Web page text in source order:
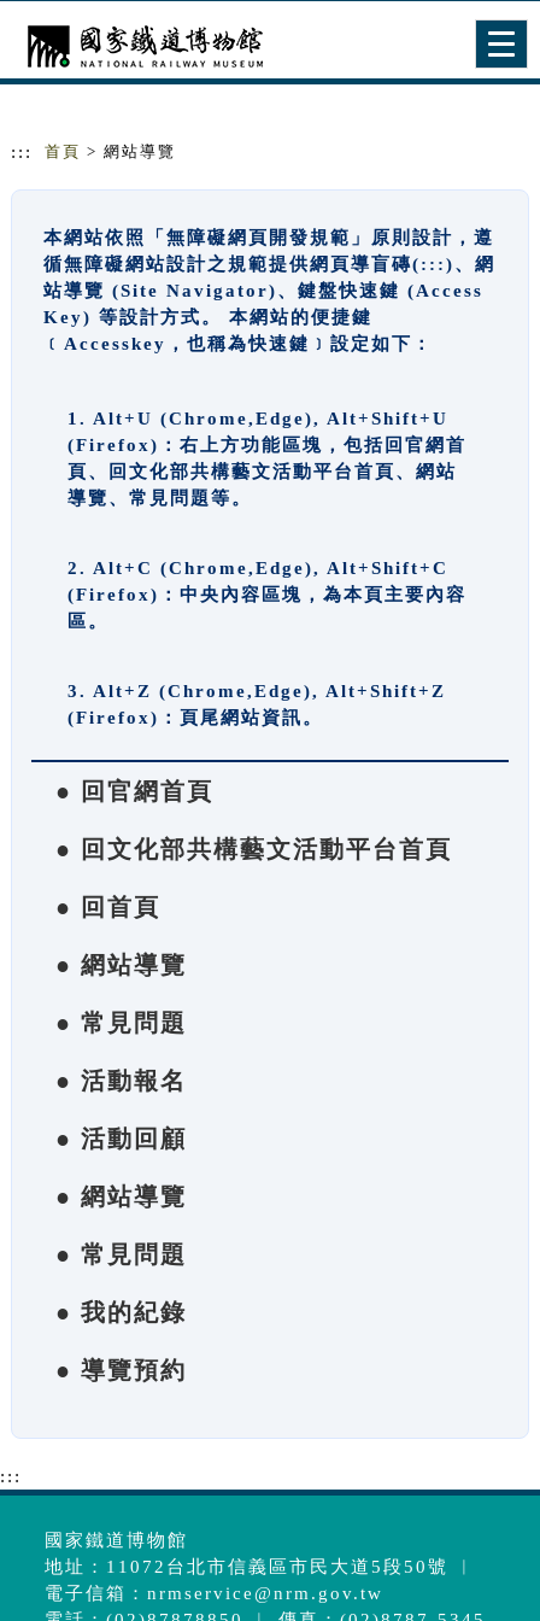
::: 首頁 > 網站導覽
本網站依照「無障礙網頁開發規範」原則設計，遵
循無障礙網站設計之規範提供網頁導盲磚(:::)、網
站導覽 (Site Navigator)、鍵盤快速鍵 (Access
Key) 等設計方式。 本網站的便捷鍵
﹝Accesskey，也稱為快速鍵﹞設定如下：
1. Alt+U (Chrome,Edge), Alt+Shift+U
(Firefox)：右上方功能區塊，包括回官網首
頁、回文化部共構藝文活動平台首頁、網站
導覽、常見問題等。
2. Alt+C (Chrome,Edge), Alt+Shift+C
(Firefox)：中央內容區塊，為本頁主要內容
區。
3. Alt+Z (Chrome,Edge), Alt+Shift+Z
(Firefox)：頁尾網站資訊。
● 回官網首頁
● 回文化部共構藝文活動平台首頁
● 回首頁
● 網站導覽
● 常見問題
● 活動報名
● 活動回顧
● 網站導覽
● 常見問題
● 我的紀錄
● 導覽預約
:::
國家鐵道博物館
地址：11072台北市信義區市民大道5段50號 ︱
電子信箱：nrmservice@nrm.gov.tw